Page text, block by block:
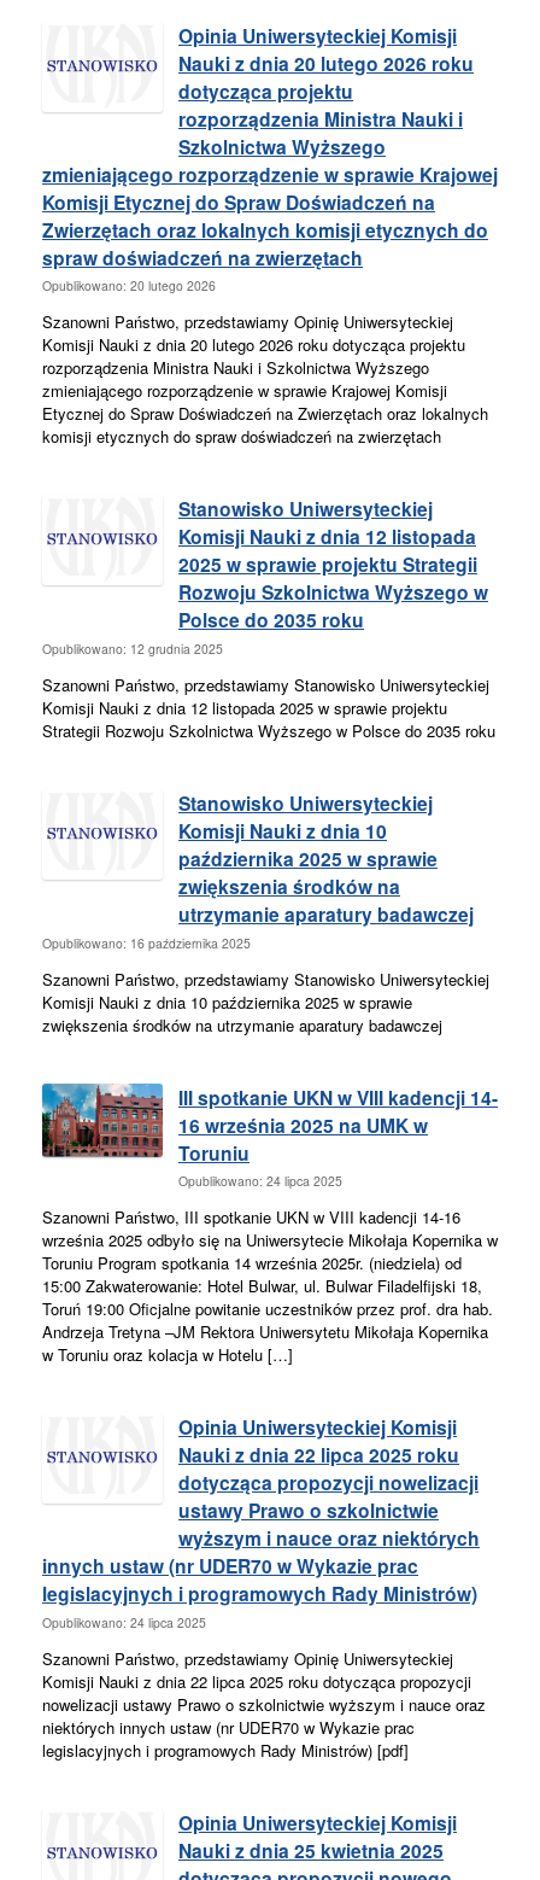
Opinia Uniwersyteckiej Komisji
Nauki z dnia 20 lutego 2026 roku
dotycząca projektu
rozporządzenia Ministra Nauki i
Szkolnictwa Wyższego
zmieniającego rozporządzenie w sprawie Krajowej
Komisji Etycznej do Spraw Doświadczeń na
Zwierzętach oraz lokalnych komisji etycznych do
spraw doświadczeń na zwierzętach
Opublikowano: 20 lutego 2026
Szanowni Państwo, przedstawiamy Opinię Uniwersyteckiej
Komisji Nauki z dnia 20 lutego 2026 roku dotycząca projektu
rozporządzenia Ministra Nauki i Szkolnictwa Wyższego
zmieniającego rozporządzenie w sprawie Krajowej Komisji
Etycznej do Spraw Doświadczeń na Zwierzętach oraz lokalnych
komisji etycznych do spraw doświadczeń na zwierzętach
Stanowisko Uniwersyteckiej
Komisji Nauki z dnia 12 listopada
2025 w sprawie projektu Strategii
Rozwoju Szkolnictwa Wyższego w
Polsce do 2035 roku
Opublikowano: 12 grudnia 2025
Szanowni Państwo, przedstawiamy Stanowisko Uniwersyteckiej
Komisji Nauki z dnia 12 listopada 2025 w sprawie projektu
Strategii Rozwoju Szkolnictwa Wyższego w Polsce do 2035 roku
Stanowisko Uniwersyteckiej
Komisji Nauki z dnia 10
października 2025 w sprawie
zwiększenia środków na
utrzymanie aparatury badawczej
Opublikowano: 16 października 2025
Szanowni Państwo, przedstawiamy Stanowisko Uniwersyteckiej
Komisji Nauki z dnia 10 października 2025 w sprawie
zwiększenia środków na utrzymanie aparatury badawczej
III spotkanie UKN w VIII kadencji 14-
16 września 2025 na UMK w
Toruniu
Opublikowano: 24 lipca 2025
Szanowni Państwo, III spotkanie UKN w VIII kadencji 14-16
września 2025 odbyło się na Uniwersytecie Mikołaja Kopernika w
Toruniu Program spotkania 14 września 2025r. (niedziela) od
15:00 Zakwaterowanie: Hotel Bulwar, ul. Bulwar Filadelfijski 18,
Toruń 19:00 Oficjalne powitanie uczestników przez prof. dra hab.
Andrzeja Tretyna –JM Rektora Uniwersytetu Mikołaja Kopernika
w Toruniu oraz kolacja w Hotelu […]
Opinia Uniwersyteckiej Komisji
Nauki z dnia 22 lipca 2025 roku
dotycząca propozycji nowelizacji
ustawy Prawo o szkolnictwie
wyższym i nauce oraz niektórych
innych ustaw (nr UDER70 w Wykazie prac
legislacyjnych i programowych Rady Ministrów)
Opublikowano: 24 lipca 2025
Szanowni Państwo, przedstawiamy Opinię Uniwersyteckiej
Komisji Nauki z dnia 22 lipca 2025 roku dotycząca propozycji
nowelizacji ustawy Prawo o szkolnictwie wyższym i nauce oraz
niektórych innych ustaw (nr UDER70 w Wykazie prac
legislacyjnych i programowych Rady Ministrów) [pdf]
Opinia Uniwersyteckiej Komisji
Nauki z dnia 25 kwietnia 2025